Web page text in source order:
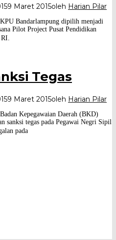
9 Maret 2015oleh Harian Pilar
Bandarlampung dipilih menjadi
Pilot Project Pusat Pendidikan
Tegas
9 Maret 2015oleh Harian Pilar
Kepegawaian Daerah (BKD)
sanksi tegas pada Pegawai Negri Sipil
pada